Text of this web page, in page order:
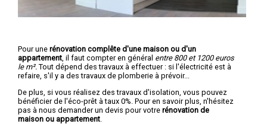
Pour une rénovation complête d'une maison ou d'un
appartement , il faut compter en général entre 800 et 1200 euros
le m². Tout dépend des travaux à effectuer : si l'électricité est à
refaire, s'il y a des travaux de plomberie à prévoir...
De plus, si vous réalisez des travaux d'isolation, vous pouvez
bénéficier de l'éco-prêt à taux 0%. Pour en savoir plus, n'hésitez
pas à nous demander un devis pour votre rénovation de
maison ou appartement